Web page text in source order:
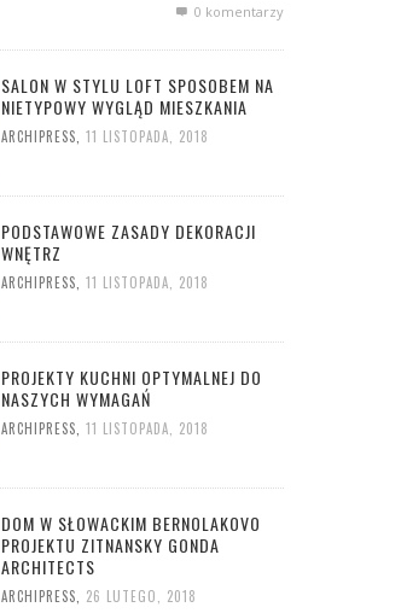
0 komentarzy
SALON W STYLU LOFT SPOSOBEM NA
NIETYPOWY WYGLĄD MIESZKANIA
ARCHIPRESS 11 LISTOPADA, 2018
PODSTAWOWE ZASADY DEKORACJI
WNĘTRZ
ARCHIPRESS 11 LISTOPADA, 2018
PROJEKTY KUCHNI OPTYMALNEJ DO
NASZYCH WYMAGAŃ
ARCHIPRESS 11 LISTOPADA, 2018
DOM W SŁOWACKIM BERNOLAKOVO
PROJEKTU ZITNANSKY GONDA
ARCHITECTS
ARCHIPRESS 26 LUTEGO, 2018